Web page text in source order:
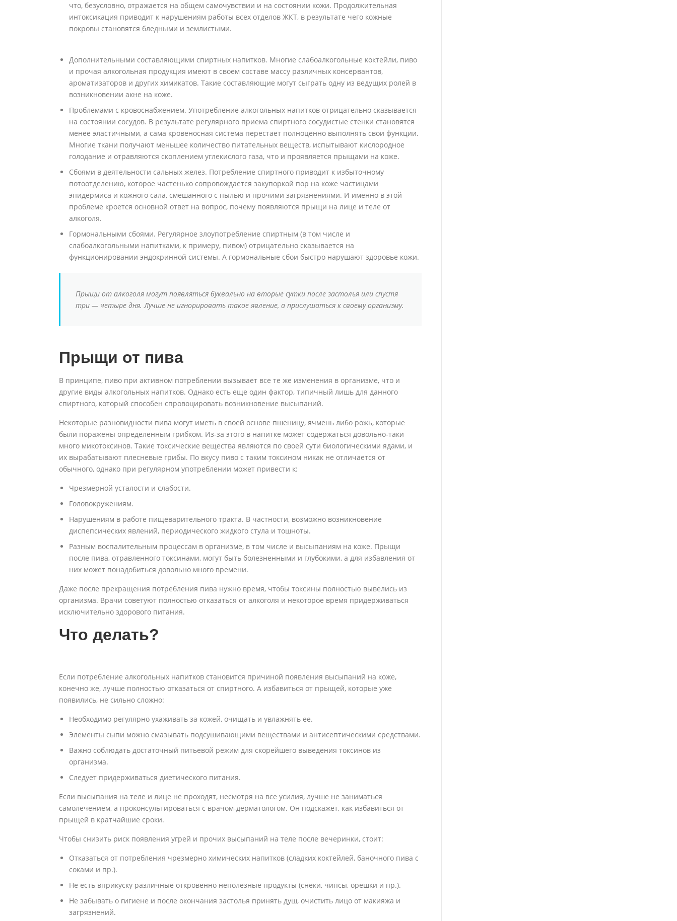
что, безусловно, отражается на общем самочувствии и на состоянии кожи. Продолжительная
интоксикация приводит к нарушениям работы всех отделов ЖКТ, в результате чего кожные
покровы становятся бледными и землистыми.
Дополнительными составляющими спиртных напитков. Многие слабоалкогольные коктейли, пиво
и прочая алкогольная продукция имеют в своем составе массу различных консервантов,
ароматизаторов и других химикатов. Такие составляющие могут сыграть одну из ведущих ролей в
возникновении акне на коже.
Проблемами с кровоснабжением. Употребление алкогольных напитков отрицательно сказывается
на состоянии сосудов. В результате регулярного приема спиртного сосудистые стенки становятся
менее эластичными, а сама кровеносная система перестает полноценно выполнять свои функции.
Многие ткани получают меньшее количество питательных веществ, испытывают кислородное
голодание и отравляются скоплением углекислого газа, что и проявляется прыщами на коже.
Сбоями в деятельности сальных желез. Потребление спиртного приводит к избыточному
потоотделению, которое частенько сопровождается закупоркой пор на коже частицами
эпидермиса и кожного сала, смешанного с пылью и прочими загрязнениями. И именно в этой
проблеме кроется основной ответ на вопрос, почему появляются прыщи на лице и теле от
алкоголя.
Гормональными сбоями. Регулярное злоупотребление спиртным (в том числе и
слабоалкогольными напитками, к примеру, пивом) отрицательно сказывается на
функционировании эндокринной системы. А гормональные сбои быстро нарушают здоровье кожи.
Прыщи от алкоголя могут появляться буквально на вторые сутки после застолья или спустя
три — четыре дня. Лучше не игнорировать такое явление, а прислушаться к своему организму.
Прыщи от пива
В принципе, пиво при активном потреблении вызывает все те же изменения в организме, что и
другие виды алкогольных напитков. Однако есть еще один фактор, типичный лишь для данного
спиртного, который способен спровоцировать возникновение высыпаний.
Некоторые разновидности пива могут иметь в своей основе пшеницу, ячмень либо рожь, которые
были поражены определенным грибком. Из-за этого в напитке может содержаться довольно-таки
много микотоксинов. Такие токсические вещества являются по своей сути биологическими ядами, и
их вырабатывают плесневые грибы. По вкусу пиво с таким токсином никак не отличается от
обычного, однако при регулярном употреблении может привести к:
Чрезмерной усталости и слабости.
Головокружениям.
Нарушениям в работе пищеварительного тракта. В частности, возможно возникновение
диспепсических явлений, периодического жидкого стула и тошноты.
Разным воспалительным процессам в организме, в том числе и высыпаниям на коже. Прыщи
после пива, отравленного токсинами, могут быть болезненными и глубокими, а для избавления от
них может понадобиться довольно много времени.
Даже после прекращения потребления пива нужно время, чтобы токсины полностью вывелись из
организма. Врачи советуют полностью отказаться от алкоголя и некоторое время придерживаться
исключительно здорового питания.
Что делать?
Если потребление алкогольных напитков становится причиной появления высыпаний на коже,
конечно же, лучше полностью отказаться от спиртного. А избавиться от прыщей, которые уже
появились, не сильно сложно:
Необходимо регулярно ухаживать за кожей, очищать и увлажнять ее.
Элементы сыпи можно смазывать подсушивающими веществами и антисептическими средствами.
Важно соблюдать достаточный питьевой режим для скорейшего выведения токсинов из
организма.
Следует придерживаться диетического питания.
Если высыпания на теле и лице не проходят, несмотря на все усилия, лучше не заниматься
самолечением, а проконсультироваться с врачом-дерматологом. Он подскажет, как избавиться от
прыщей в кратчайшие сроки.
Чтобы снизить риск появления угрей и прочих высыпаний на теле после вечеринки, стоит:
Отказаться от потребления чрезмерно химических напитков (сладких коктейлей, баночного пива с
соками и пр.).
Не есть вприкуску различные откровенно неполезные продукты (снеки, чипсы, орешки и пр.).
Не забывать о гигиене и после окончания застолья принять душ, очистить лицо от макияжа и
загрязнений.